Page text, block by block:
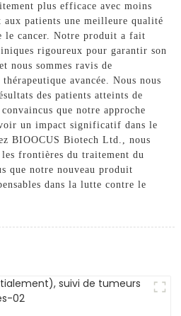
plus efficace avec moins
patients une meilleure qualité
le cancer. Notre produit a fait
rigoureux pour garantir son
nous sommes ravis de
avancée. Nous nous
des patients atteints de
que notre approche
un impact significatif dans le
BIOOCUS Biotech Ltd., nous
les frontières du traitement du
que notre nouveau produit
dans la lutte contre le